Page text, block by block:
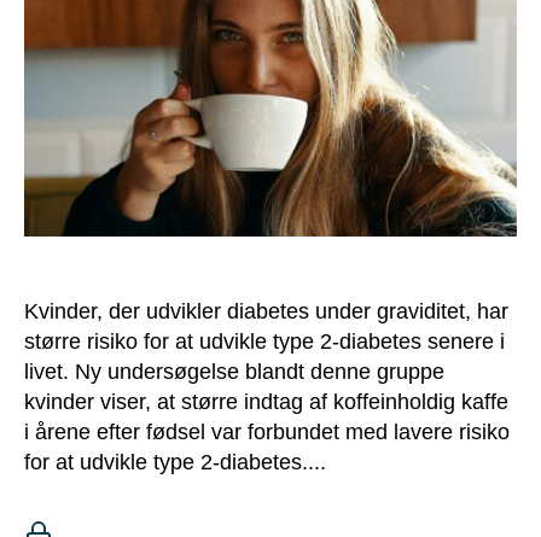
Kvinder, der udvikler diabetes under graviditet, har
større risiko for at udvikle type 2-diabetes senere i
livet. Ny undersøgelse blandt denne gruppe
kvinder viser, at større indtag af koffeinholdig kaffe
i årene efter fødsel var forbundet med lavere risiko
for at udvikle type 2-diabetes....